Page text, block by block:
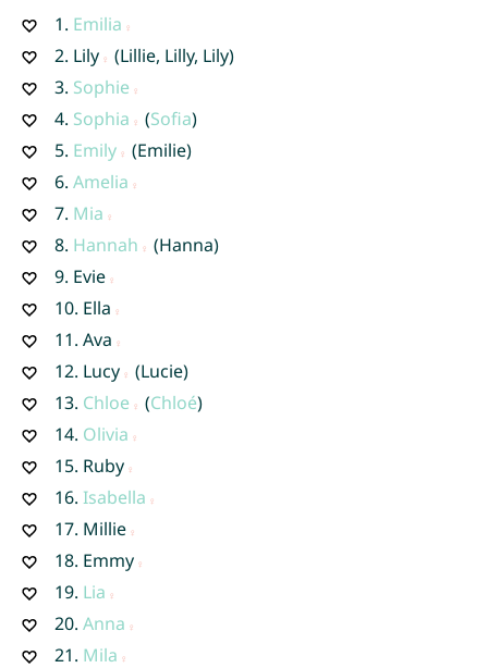
1. Emilia
2. Lily
(Lillie, Lilly, Lily)
3. Sophie
4. Sophia (Sofia)
5. Emily
(Emilie)
6. Amelia
7. Mia
8. Hannah
(Hanna)
9. Evie
10. Ella
11. Ava
12. Lucy
(Lucie)
13. Chloe (Chloé)
14. Olivia
15. Ruby
16. Isabella
17. Millie
18. Emmy
19. Lia
20. Anna
21. Mila